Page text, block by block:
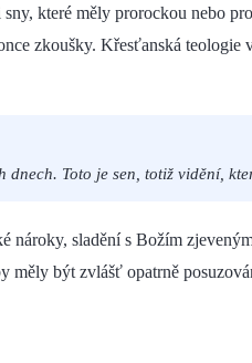
které měly prorockou nebo
zkoušky. Křesťanská
Toto je sen, totiž vidění,
sladění s Božím
měly být zvlášť opatrně